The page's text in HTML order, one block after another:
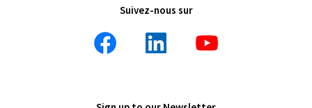
Suivez-nous sur